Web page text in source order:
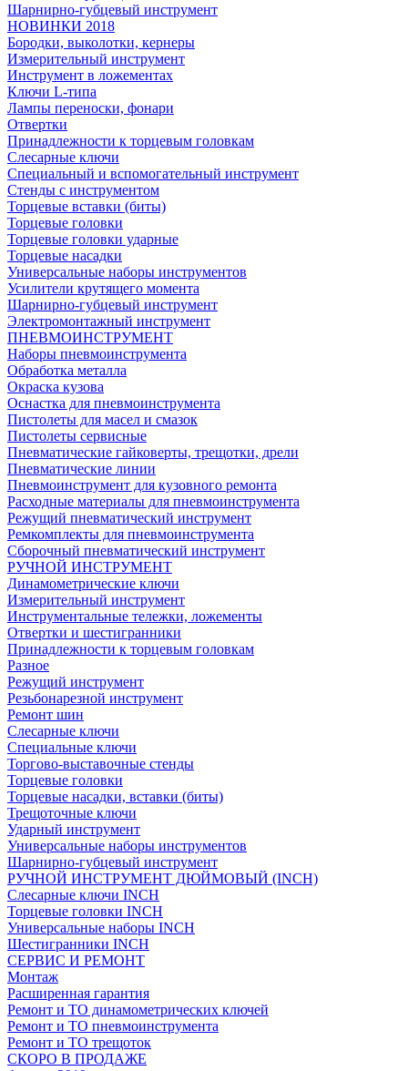
Шарнирно-губцевый инструмент
НОВИНКИ 2018
Бородки, выколотки, кернеры
Измерительный инструмент
Инструмент в ложементах
Ключи L-типа
Лампы переноски, фонари
Отвертки
Принадлежности к торцевым головкам
Слесарные ключи
Специальный и вспомогательный инструмент
Стенды с инструментом
Торцевые вставки (биты)
Торцевые головки
Торцевые головки ударные
Торцевые насадки
Универсальные наборы инструментов
Усилители крутящего момента
Шарнирно-губцевый инструмент
Электромонтажный инструмент
ПНЕВМОИНСТРУМЕНТ
Наборы пневмоинструмента
Обработка металла
Окраска кузова
Оснастка для пневмоинструмента
Пистолеты для масел и смазок
Пистолеты сервисные
Пневматические гайковерты, трещотки, дрели
Пневматические линии
Пневмоинструмент для кузовного ремонта
Расходные материалы для пневмоинструмента
Режущий пневматический инструмент
Ремкомплекты для пневмоинструмента
Сборочный пневматический инструмент
РУЧНОЙ ИНСТРУМЕНТ
Динамометрические ключи
Измерительный инструмент
Инструментальные тележки, ложементы
Отвертки и шестигранники
Принадлежности к торцевым головкам
Разное
Режущий инструмент
Резьбонарезной инструмент
Ремонт шин
Слесарные ключи
Специальные ключи
Торгово-выставочные стенды
Торцевые головки
Торцевые насадки, вставки (биты)
Трещоточные ключи
Ударный инструмент
Универсальные наборы инструментов
Шарнирно-губцевый инструмент
РУЧНОЙ ИНСТРУМЕНТ ДЮЙМОВЫЙ (INCH)
Слесарные ключи INCH
Торцевые головки INCH
Универсальные наборы INCH
Шестигранники INCH
СЕРВИС И РЕМОНТ
Монтаж
Расширенная гарантия
Ремонт и ТО динамометрических ключей
Ремонт и ТО пневмоинструмента
Ремонт и ТО трещоток
СКОРО В ПРОДАЖЕ